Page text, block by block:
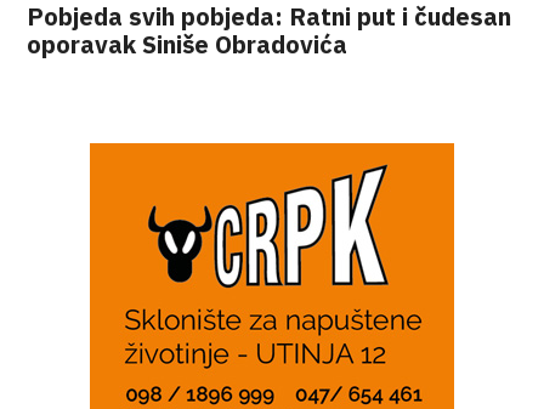
Pobjeda svih pobjeda: Ratni put i čudesan
oporavak Siniše Obradovića